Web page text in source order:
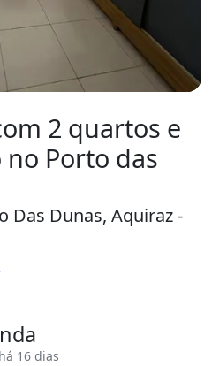
2 quartos e
Porto das
Das Dunas, Aquiraz -
16 dias